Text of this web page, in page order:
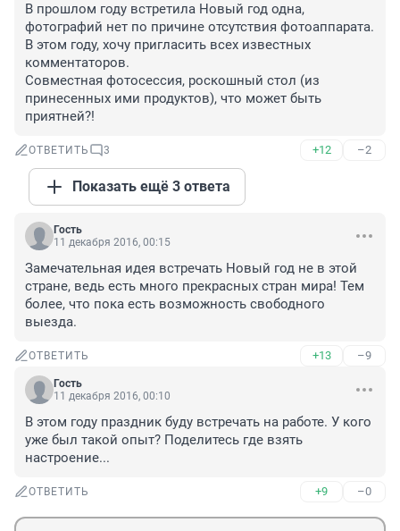
В прошлом году встретила Новый год одна,
фотографий нет по причине отсутствия фотоаппарата.
В этом году, хочу пригласить всех известных
комментаторов.
Совместная фотосессия, роскошный стол (из
принесенных ими продуктов), что может быть
приятней?!
ОТВЕТИТЬ 3 +12 –2
Показать ещё 3 ответа
Гость
11 декабря 2016, 00:15
Замечательная идея встречать Новый год не в этой
стране, ведь есть много прекрасных стран мира! Тем
более, что пока есть возможность свободного
выезда.
ОТВЕТИТЬ +13 –9
Гость
11 декабря 2016, 00:10
В этом году праздник буду встречать на работе. У кого
уже был такой опыт? Поделитесь где взять
настроение...
ОТВЕТИТЬ +9 –0